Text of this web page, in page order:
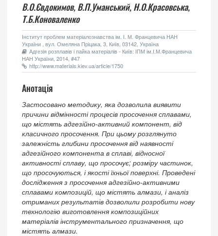
В.О.Євдокимов, В.П.Уманський, Н.О.Красовська,
Т.Б.Коноваленко
Інститут проблем матеріалознавства ім. І. М. Францевича НАН
України , вул. Омеляна Пріцака, 3, Київ, 03142, Україна
Адгезія розплавів і пайка матеріалів - Київ: ІПМ ім.І.М.Францевича
НАН України, 2014, #47
http://www.materials.kiev.ua/article/1750
Анотація
Застосовано методику, яка дозволила виявити
причини відмінності процесів просочення сплавами,
що містять адгезійно-активний компонент, від
класичного просочення. При цьому розглянуто
залежність глибини просочення від наявності
адгезійного компонента в сплаві, відносної
активності сплаву, що просочує; розміру частинок,
що просочуються, і якості їхньої поверхні. Проведені
дослідження з просочення адгезійно-активними
сплавами композицій, що містять алмази, і аналіз
отриманих результатів дозволили розробити нову
технологію виготовлення композиційних
матеріалів інструментального призначення, що
містять алмази.